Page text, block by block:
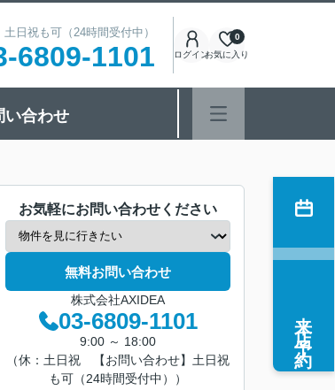
日祝も可（24時間受付中）
6809-1101 ログインお気に入り
0
い合わせ
お気軽にお問い合わせください
無料お問い合わせ
株式会社AXIDEA
03-6809-1101
9:00 ～ 18:00
（休：土日祝 【お問い合わせ】土日祝
も可（24時間受付中））
来店予約